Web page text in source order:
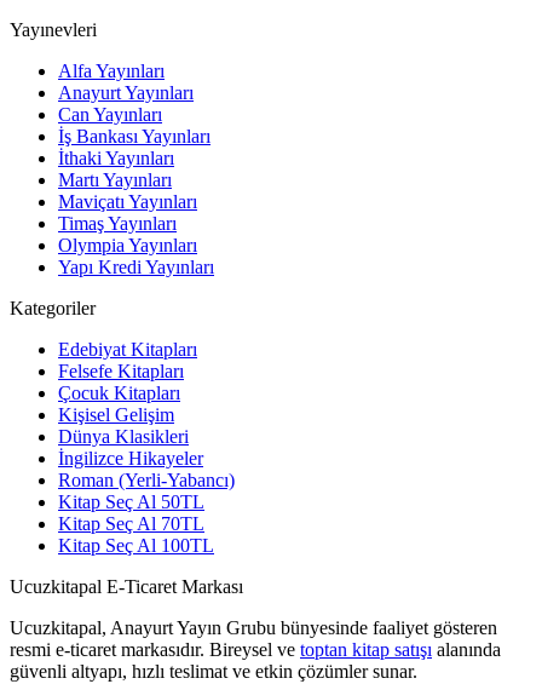
Yayınevleri
Alfa Yayınları
Anayurt Yayınları
Can Yayınları
İş Bankası Yayınları
İthaki Yayınları
Martı Yayınları
Maviçatı Yayınları
Timaş Yayınları
Olympia Yayınları
Yapı Kredi Yayınları
Kategoriler
Edebiyat Kitapları
Felsefe Kitapları
Çocuk Kitapları
Kişisel Gelişim
Dünya Klasikleri
İngilizce Hikayeler
Roman (Yerli-Yabancı)
Kitap Seç Al 50TL
Kitap Seç Al 70TL
Kitap Seç Al 100TL
Ucuzkitapal E-Ticaret Markası
Ucuzkitapal, Anayurt Yayın Grubu bünyesinde faaliyet gösteren
resmi e-ticaret markasıdır. Bireysel ve toptan kitap satışı alanında
güvenli altyapı, hızlı teslimat ve etkin çözümler sunar.